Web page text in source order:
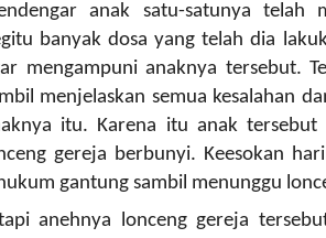
anak satu-satunya telah
banyak dosa yang telah dia
mengampuni anaknya tersebut.
menjelaskan semua kesalahan
itu. Karena itu anak tersebut
gereja berbunyi. Keesokan
gantung sambil menunggu
anehnya lonceng gereja